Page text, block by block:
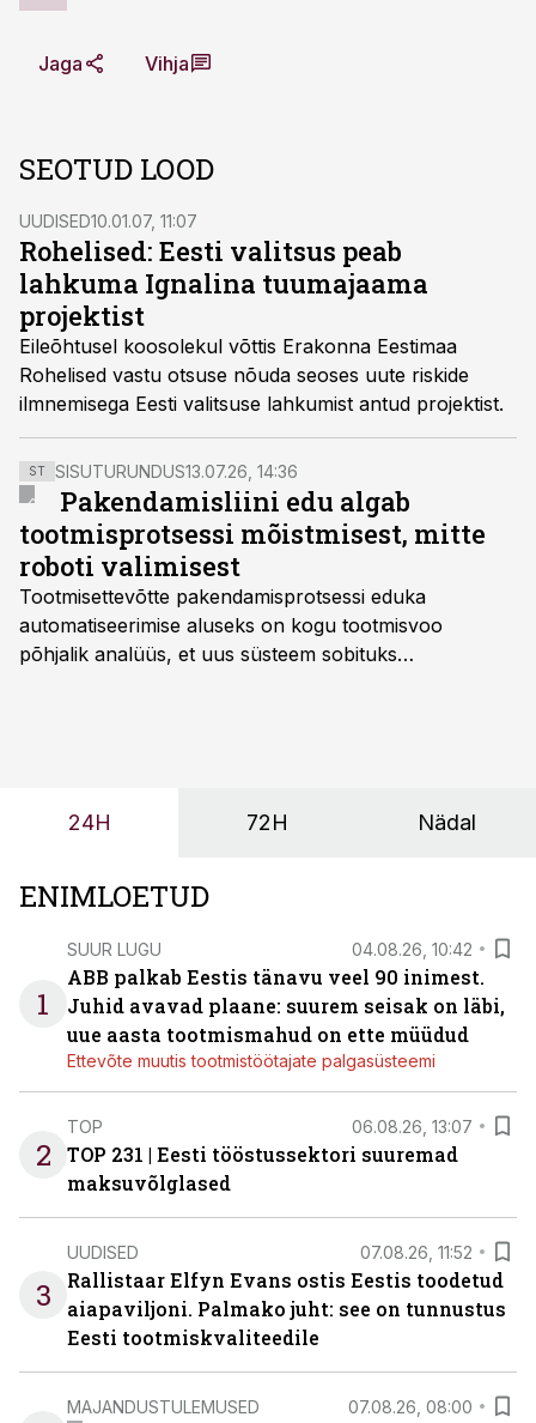
Jaga Vihja
SEOTUD LOOD
UUDISED10.01.07, 11:07
Rohelised: Eesti valitsus peab
lahkuma Ignalina tuumajaama
projektist
Eileõhtusel koosolekul võttis Erakonna Eestimaa
Rohelised vastu otsuse nõuda seoses uute riskide
ilmnemisega Eesti valitsuse lahkumist antud projektist.
ST SISUTURUNDUS13.07.26, 14:36
Pakendamisliini edu algab
tootmisprotsessi mõistmisest, mitte
roboti valimisest
Tootmisettevõtte pakendamisprotsessi eduka
automatiseerimise aluseks on kogu tootmisvoo
põhjalik analüüs, et uus süsteem sobituks
OÜ tegevjuht Sander Mitendorf.
24H 72H Nädal
ENIMLOETUD
1
SUUR LUGU 04.08.26, 10:42
ABB palkab Eestis tänavu veel 90 inimest.
Juhid avavad plaane: suurem seisak on läbi,
uue aasta tootmismahud on ette müüdud
Ettevõte muutis tootmistöötajate palgasüsteemi
2
TOP 06.08.26, 13:07
TOP 231 | Eesti tööstussektori suuremad
maksuvõlglased
3
UUDISED 07.08.26, 11:52
Rallistaar Elfyn Evans ostis Eestis toodetud
aiapaviljoni. Palmako juht: see on tunnustus
Eesti tootmiskvaliteedile
MAJANDUSTULEMUSED 07.08.26, 08:00